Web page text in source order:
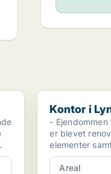
Kontor i Lynge
Kontor i
-
er blevet
Areal